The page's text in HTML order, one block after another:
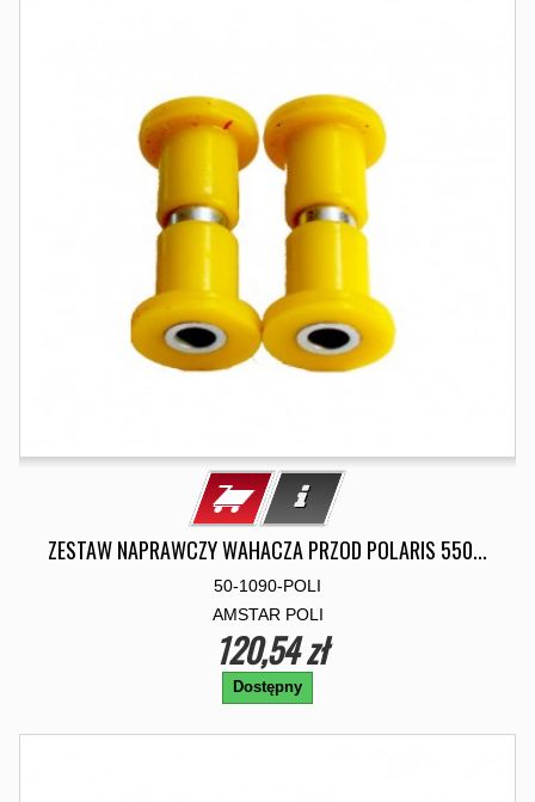
ZESTAW NAPRAWCZY WAHACZA PRZOD POLARIS 550...
50-1090-POLI
AMSTAR POLI
120,54 zł
Dostępny